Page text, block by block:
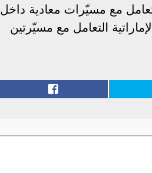
مع مسيّرات معادية داخل
التعامل مع مسيّرتين